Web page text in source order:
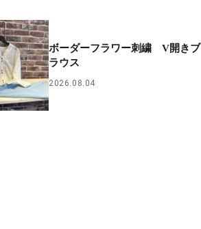
ボーダーフラワー刺繍 V開きブ
ラウス
2026.08.04